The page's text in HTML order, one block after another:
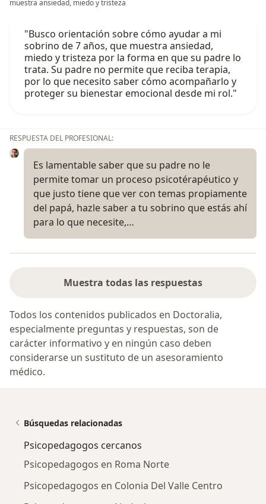
muestra ansiedad, miedo y tristeza
"Busco orientación sobre cómo ayudar a mi
sobrino de 7 años, que muestra ansiedad,
miedo y tristeza por la forma en que su padre lo
trata. Su padre no permite que reciba terapia,
por lo que necesito saber cómo acompañarlo y
proteger su bienestar emocional desde mi rol."
RESPUESTA DEL PROFESIONAL:
Es lamentable saber que su padre no le
permite tomar un proceso psicotérapéutico y
que justo tiene que ver con temas propiamente
del papá, hazle saber a tu sobrino que estás ahí
para lo que necesite,…
Muestra todas las respuestas
Todos los contenidos publicados en Doctoralia,
especialmente preguntas y respuestas, son de
carácter informativo y en ningún caso deben
considerarse un sustituto de un asesoramiento
médico.
Búsquedas relacionadas
Psicopedagogos cercanos
Psicopedagogos en Roma Norte
Psicopedagogos en Colonia Del Valle Centro